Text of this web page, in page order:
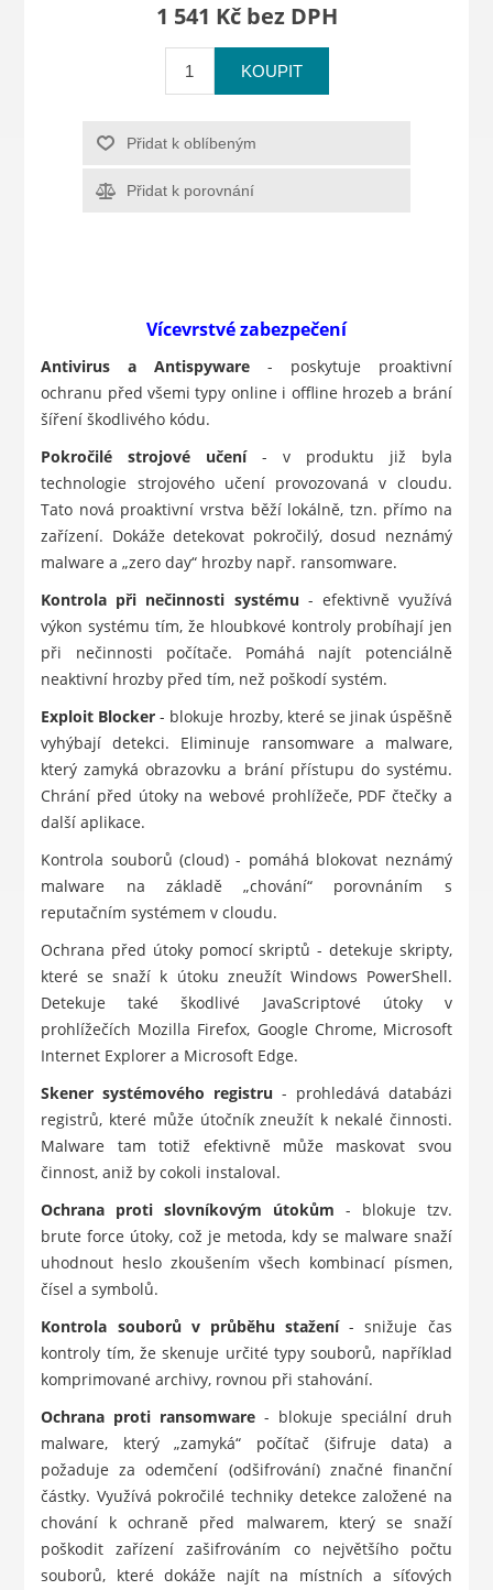
1 541 Kč bez DPH
KOUPIT
Přidat k oblíbeným
Přidat k porovnání
Vícevrstvé zabezpečení
Antivirus a Antispyware - poskytuje proaktivní
ochranu před všemi typy online i offline hrozeb a brání
šíření škodlivého kódu.
Pokročilé strojové učení- v produktu již byla
technologie strojového učení provozovaná v cloudu.
Tato nová proaktivní vrstva běží lokálně, tzn. přímo na
zařízení. Dokáže detekovat pokročilý, dosud neznámý
malware a „zero day“ hrozby např. ransomware.
Kontrola při nečinnosti systému - efektivně využívá
výkon systému tím, že hloubkové kontroly probíhají jen
při nečinnosti počítače. Pomáhá najít potenciálně
neaktivní hrozby před tím, než poškodí systém.
Exploit Blocker - blokuje hrozby, které se jinak úspěšně
vyhýbají detekci. Eliminuje ransomware a malware,
který zamyká obrazovku a brání přístupu do systému.
Chrání před útoky na webové prohlížeče, PDF čtečky a
další aplikace.
Kontrola souborů (cloud) - pomáhá blokovat neznámý
malware na základě „chování“ porovnáním s
reputačním systémem v cloudu.
Ochrana před útoky pomocí skriptů - detekuje skripty,
které se snaží k útoku zneužít Windows PowerShell.
Detekuje také škodlivé JavaScriptové útoky v
prohlížečích Mozilla Firefox, Google Chrome, Microsoft
Internet Explorer a Microsoft Edge.
Skener systémového registru - prohledává databázi
registrů, které může útočník zneužít k nekalé činnosti.
Malware tam totiž efektivně může maskovat svou
činnost, aniž by cokoli instaloval.
Ochrana proti slovníkovým útokům - blokuje tzv.
brute force útoky, což je metoda, kdy se malware snaží
uhodnout heslo zkoušením všech kombinací písmen,
čísel a symbolů.
Kontrola souborů v průběhu stažení- snižuje čas
kontroly tím, že skenuje určité typy souborů, například
komprimované archivy, rovnou při stahování.
Ochrana proti ransomware - blokuje speciální druh
malware, který „zamyká“ počítač (šifruje data) a
požaduje za odemčení (odšifrování) značné finanční
částky. Využívá pokročilé techniky detekce založené na
chování k ochraně před malwarem, který se snaží
poškodit zařízení zašifrováním co největšího počtu
souborů, které dokáže najít na místních a síťových